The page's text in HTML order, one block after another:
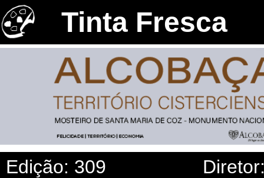
Tinta Fresca
Edição: 309